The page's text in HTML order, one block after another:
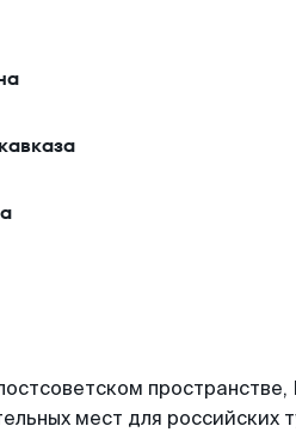
пространстве,
мест для российских